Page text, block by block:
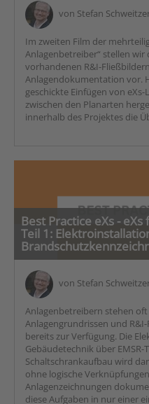
von Stefan
Im zweiten Film der
Anlagenbetreiber“ stellen wir
vorhandenen R&I-
Anlagendokumentation vor.
geschickte Einfügen von
zwischen den Planarten
innerhalb des Projektes die
Best Practice eXs -
Teil 1:
von Stefan
Anlagenbetreibern stehen
Anlagengrundrissen und
bereits zur Verfügung. Die
Gebäudetechnik über EMSR-
Schaltschrankaufbau wird
ohne logische
Anlagenzeichnungen
diese Aufgaben in nur einer